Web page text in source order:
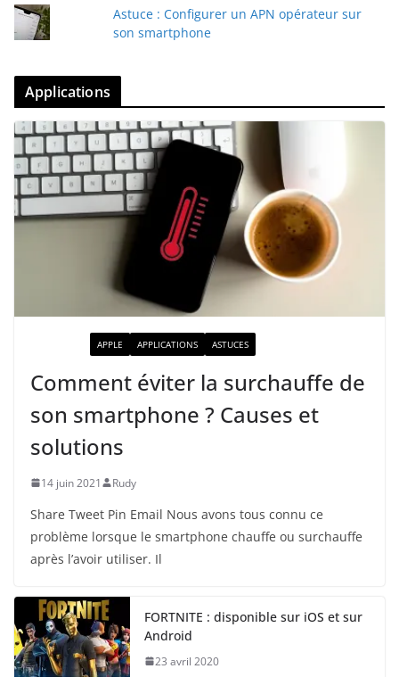
Astuce : Configurer un APN opérateur sur
son smartphone
Applications
APPLE APPLICATIONS ASTUCES
Comment éviter la surchauffe de
son smartphone ? Causes et
solutions
14 juin 2021 Rudy
Share Tweet Pin Email Nous avons tous connu ce
problème lorsque le smartphone chauffe ou surchauffe
après l’avoir utiliser. Il
FORTNITE : disponible sur iOS et sur
Android
23 avril 2020